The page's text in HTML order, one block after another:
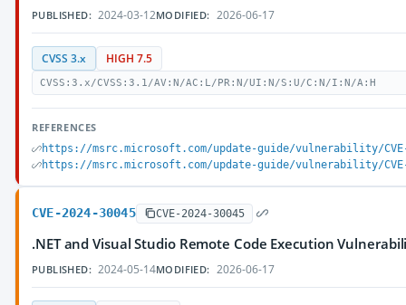
PUBLISHED: 2024-03-12MODIFIED: 2026-06-17
CVSS 3.x HIGH 7.5
CVSS:3.x/CVSS:3.1/AV:N/AC:L/PR:N/UI:N/S:U/C:N/I:N/A:H
REFERENCES
https://msrc.microsoft.com/update-guide/vulnerability/CVE-
https://msrc.microsoft.com/update-guide/vulnerability/CVE-
CVE-2024-30045 CVE-2024-30045
.NET and Visual Studio Remote Code Execution
PUBLISHED: 2024-05-14MODIFIED: 2026-06-17